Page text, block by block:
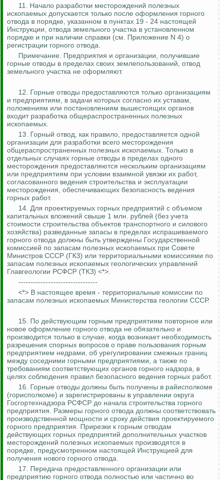
11. Начало разработки месторождений полезных
ископаемых допускается только после оформления горного
отвода в порядке, указанном в пунктах 19 - 24 настоящей
Инструкции, отвода земельного участка в установленном
порядке и при наличии справки (см. Приложение N 4) о
регистрации горного отвода.
Примечание. Предприятия и организации, получившие
горные отводы в пределах своих землепользований, отвод
земельного участка не оформляют.
12. Горные отводы предоставляются только организациям
и предприятиям, в задачи которых согласно их уставам,
положениям или постановлениям вышестоящих органов
входит разработка общераспространенных полезных
ископаемых.
13. Горный отвод, как правило, предоставляется одной
организации для разработки всего месторождения
общераспространенных полезных ископаемых. Только в
отдельных случаях горные отводы в пределах одного
месторождения предоставляются нескольким организациям
или предприятиям при условии взаимной увязки их работ,
согласованного ведения строительства и эксплуатации
месторождения, обеспечивающих безопасность ведения
горных работ.
14. Для проектируемых горных предприятий с объемом
капитальных вложений свыше 1 млн. рублей (без учета
стоимости строительства объектов транспортного и силового
хозяйства) разведанные запасы в пределах испрашиваемого
горного отвода должны быть утверждены Государственной
комиссией по запасам полезных ископаемых при Совете
Министров СССР (ГК3) или территориальными комиссиями по
запасам полезных ископаемых геологических управлений
Главгеологии РСФСР (ТКЗ) <*>.
--------------------------------
<*> В настоящее время - территориальные комиссии по
запасам полезных ископаемых Министерства геологии СССР.
15. По действующим горным предприятиям повторное или
новое оформление горного отвода не обязательно и
производится только в случае, когда возникает необходимость
разрешения спорных вопросов о праве пользования горным
предприятием недрами, об урегулировании смежных границ
между соседними горными предприятиями, а также по
требованиям соответствующих органов горного надзора, в
целях соблюдения правил безопасного ведения горных работ.
16. Горные отводы должны быть получены в райисполкоме
(горисполкоме) и зарегистрированы в управлении округа
Госгортехнадзора РСФСР до начала строительства горного
предприятия. Размеры горного отвода должны соответствовать
производственной мощности и сроку действия проектируемого
горного предприятия. Прирезки к горным отводам
действующих горных предприятий дополнительных участков
месторождений полезных ископаемых производятся в
порядке, предусмотренном настоящей Инструкцией для
получения нового горного отвода.
17. Передача предоставленного организации или
предприятию горного отвода полностью или частично во